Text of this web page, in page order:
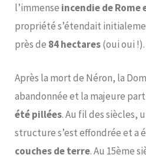
l’immense incendie de Rome
propriété s’étendait
près de 84 hectares(oui oui !).
Après la mort de Néron, la
abandonnée et la majeure
été pillées. Au fil des siècles,
structure s’est effondrée et a
couches de terre. Au 15ème